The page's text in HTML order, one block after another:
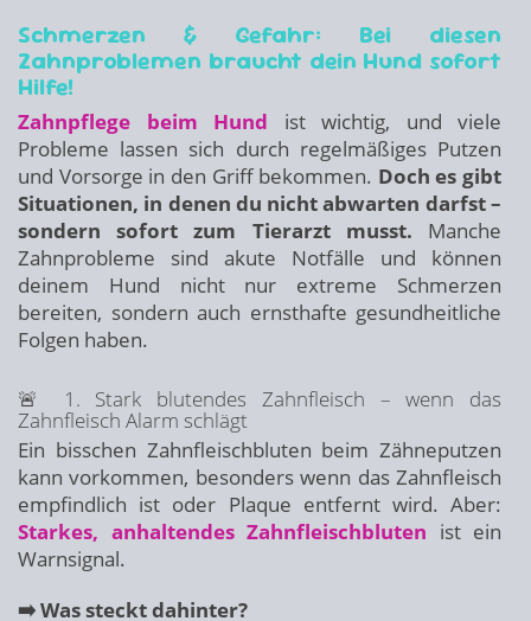
Schmerzen & Gefahr: Bei diesen
Zahnproblemen braucht dein Hund sofort
Hilfe!
Zahnpflege beim Hund ist wichtig, und viele
Probleme lassen sich durch regelmäßiges Putzen
und Vorsorge in den Griff bekommen. Doch es gibt
Situationen, in denen du nicht abwarten darfst –
sondern sofort zum Tierarzt musst. Manche
Zahnprobleme sind akute Notfälle und können
deinem Hund nicht nur extreme Schmerzen
bereiten, sondern auch ernsthafte gesundheitliche
Folgen haben.
🚨 1. Stark blutendes Zahnfleisch – wenn das
Zahnfleisch Alarm schlägt
Ein bisschen Zahnfleischbluten beim Zähneputzen
kann vorkommen, besonders wenn das Zahnfleisch
empfindlich ist oder Plaque entfernt wird. Aber:
Starkes, anhaltendes Zahnfleischbluten ist ein
Warnsignal.
➡️ Was steckt dahinter?